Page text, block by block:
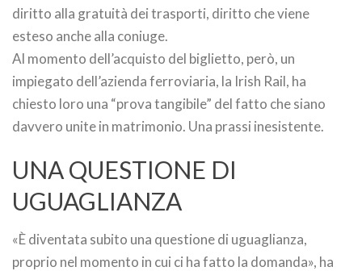
diritto alla gratuità dei trasporti, diritto che viene
esteso anche alla coniuge.
Al momento dell’acquisto del biglietto, però, un
impiegato dell’azienda ferroviaria, la Irish Rail, ha
chiesto loro una “prova tangibile” del fatto che siano
davvero unite in matrimonio. Una prassi inesistente.
UNA QUESTIONE DI
UGUAGLIANZA
«È diventata subito una questione di uguaglianza,
proprio nel momento in cui ci ha fatto la domanda», ha